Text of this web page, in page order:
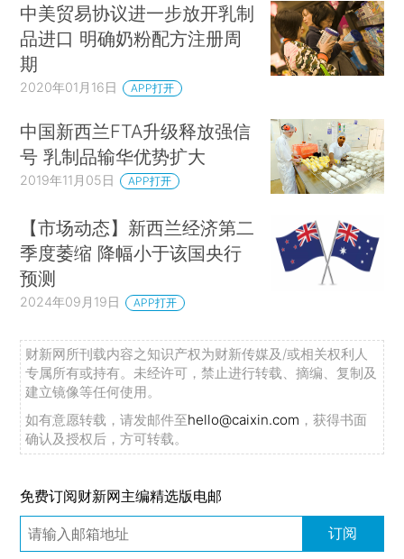
中美贸易协议进一步放开乳制
品进口 明确奶粉配方注册周
期
2020年01月16日 APP打开
中国新西兰FTA升级释放强信
号 乳制品输华优势扩大
2019年11月05日 APP打开
【市场动态】新西兰经济第二
季度萎缩 降幅小于该国央行
预测
2024年09月19日 APP打开
财新网所刊载内容之知识产权为财新传媒及/或相关权利人
专属所有或持有。未经许可，禁止进行转载、摘编、复制及
建立镜像等任何使用。
如有意愿转载，请发邮件至hello@caixin.com ，获得书面
确认及授权后，方可转载。
免费订阅财新网主编精选版电邮
订阅